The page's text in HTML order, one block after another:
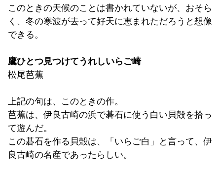
このときの天候のことは書かれていないが、おそら
く、冬の寒波が去って好天に恵まれただろうと想像
できる。
鷹ひとつ見つけてうれしいらご崎
松尾芭蕉
上記の句は、このときの作。
芭蕉は、伊良古崎の浜で碁石に使う白い貝殻を拾っ
て遊んだ。
この碁石を作る貝殻は、「いらご白」と言って、伊
良古崎の名産であったらしい。